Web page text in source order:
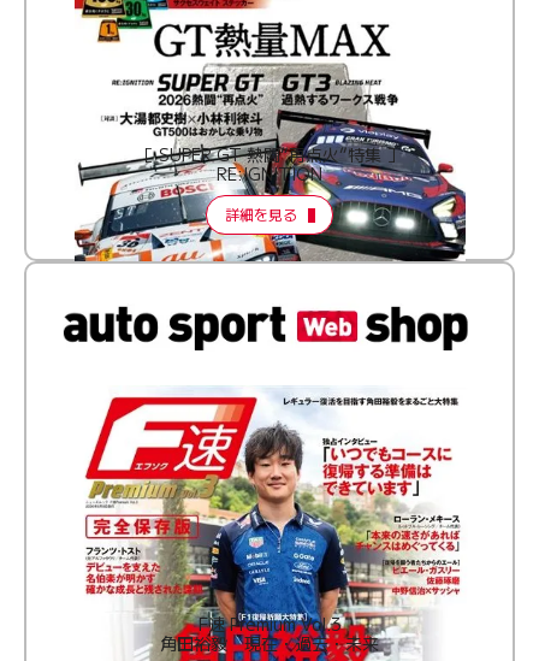
［ SUPER GT 熱闘“再点火”特集 ］
RE:IGNITION
詳細を見る
F速 Premium Vol.3
角田裕毅 現在・過去・未来